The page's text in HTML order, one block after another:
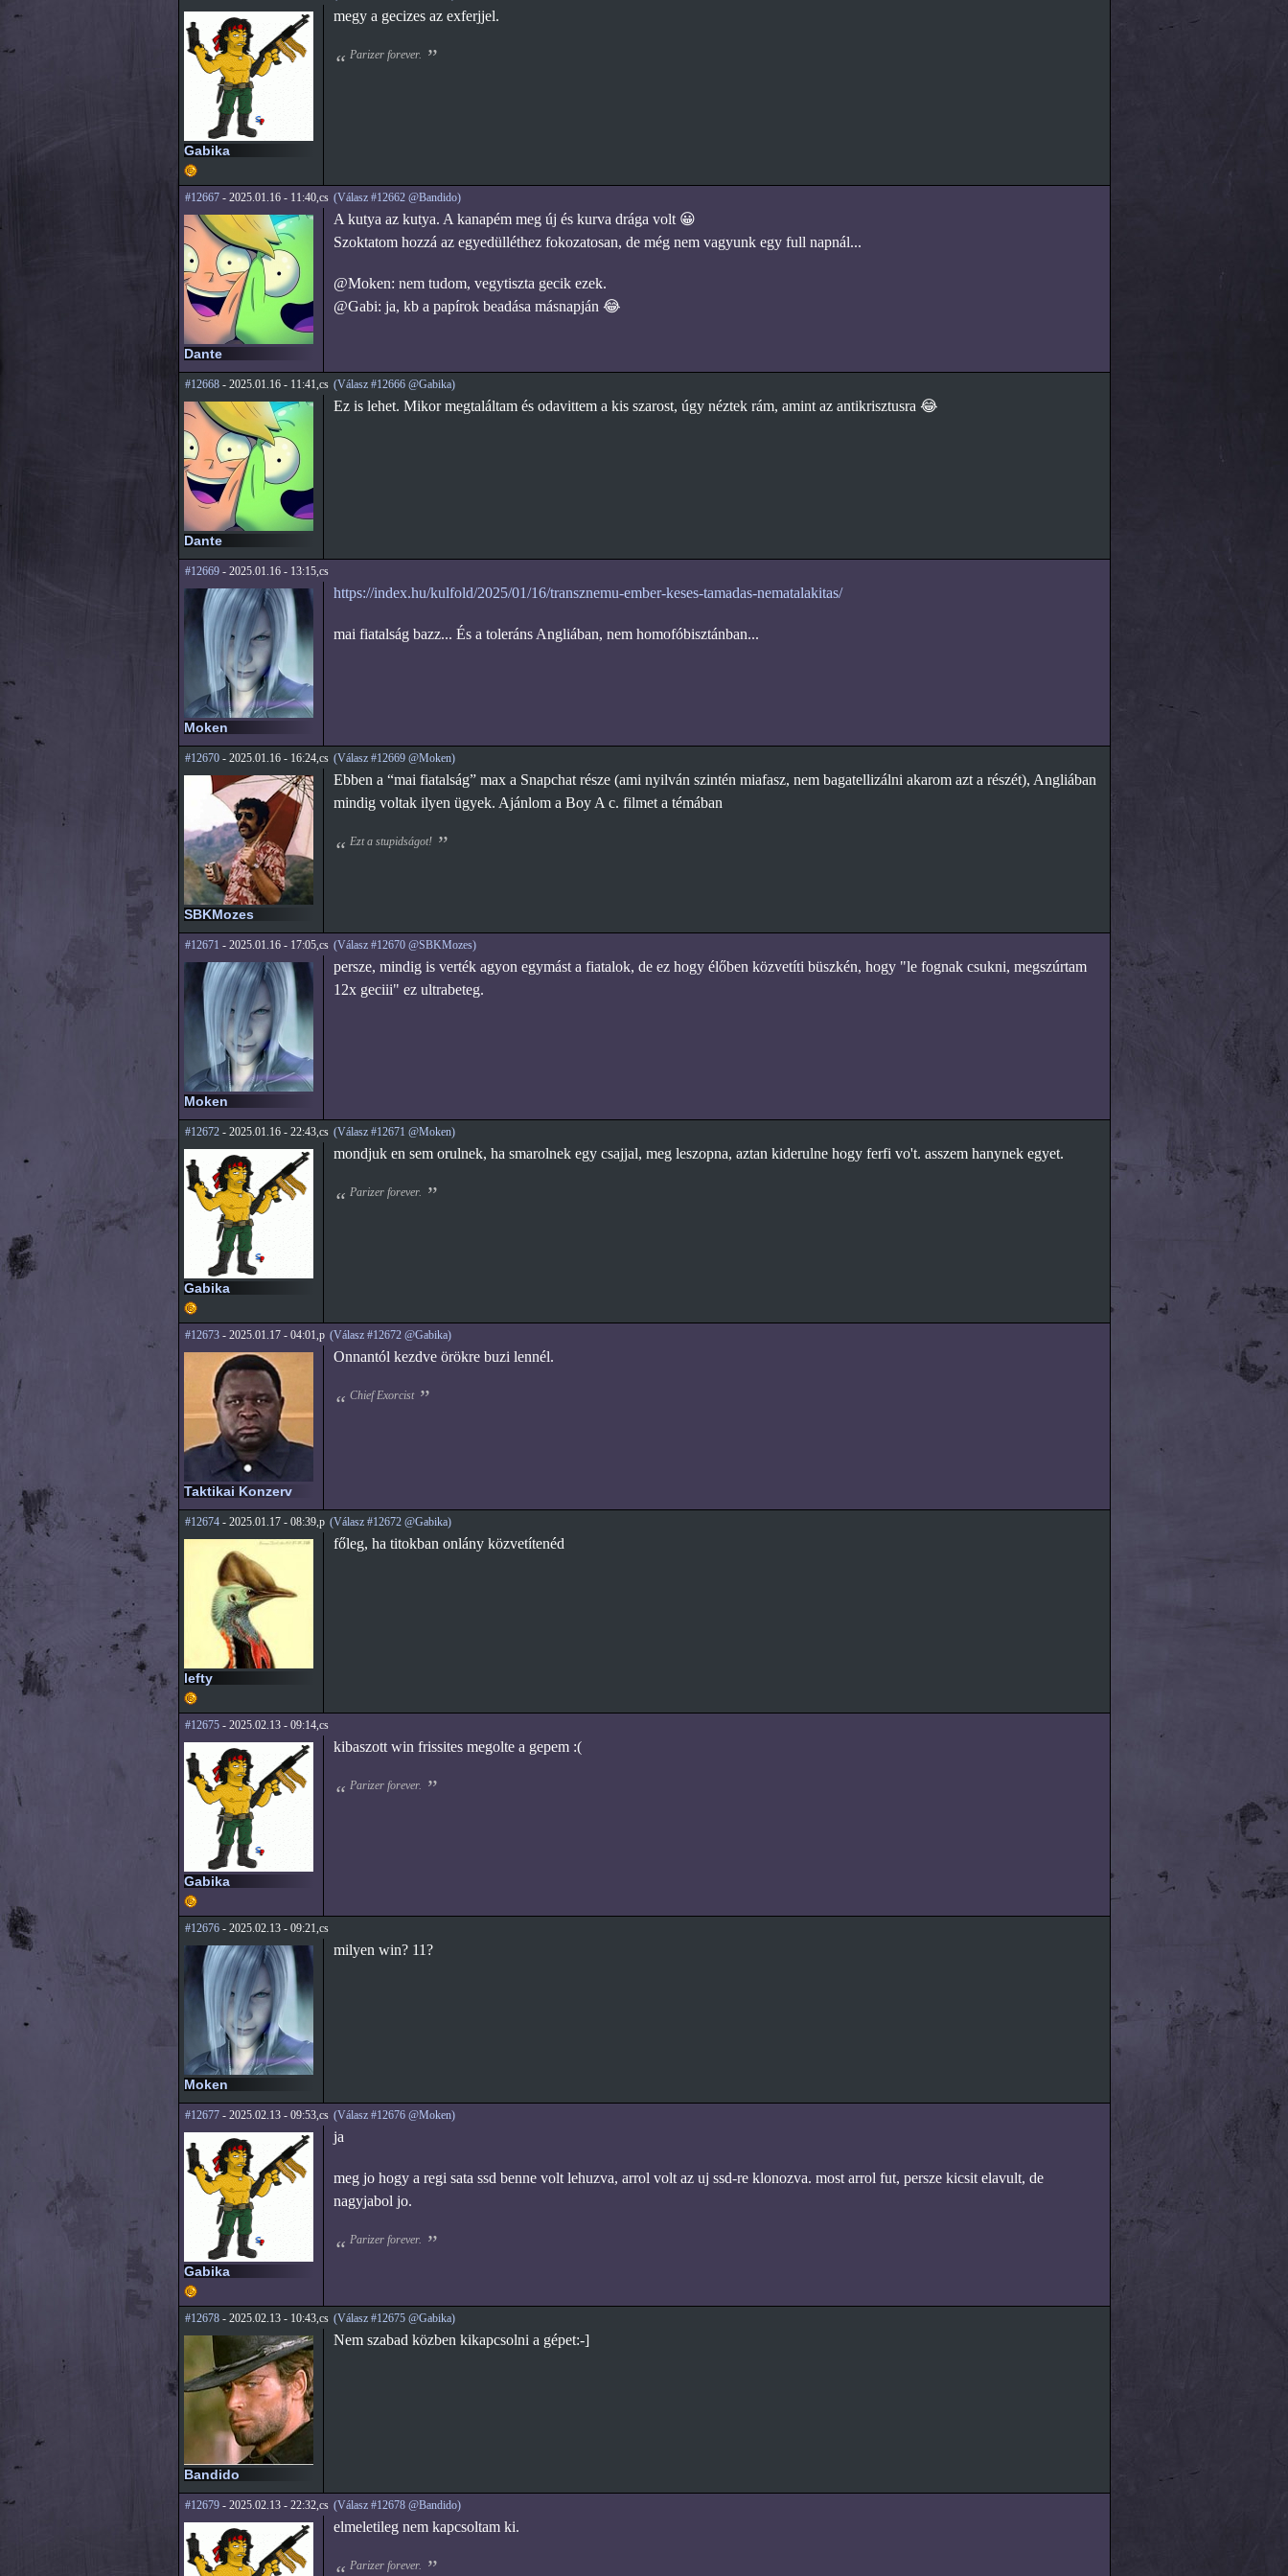
Gabika
megy a gecizes az exferjjel.
Parizer forever.
#12667- 2025.01.16 - 11:40,cs (Válasz #12662 @Bandido)
Dante
A kutya az kutya. A kanapém meg új és kurva drága volt 😀
Szoktatom hozzá az egyedülléthez fokozatosan, de még nem vagyunk egy full napnál...
@Moken: nem tudom, vegytiszta gecik ezek.
@Gabi: ja, kb a papírok beadása másnapján 😂
#12668- 2025.01.16 - 11:41,cs (Válasz #12666 @Gabika)
Dante
Ez is lehet. Mikor megtaláltam és odavittem a kis szarost, úgy néztek rám, amint az antikrisztusra 😂
#12669- 2025.01.16 - 13:15,cs
Moken
https://index.hu/kulfold/2025/01/16/transznemu-ember-keses-tamadas-nematalakitas/
mai fiatalság bazz... És a toleráns Angliában, nem homofóbisztánban...
#12670- 2025.01.16 - 16:24,cs (Válasz #12669 @Moken)
SBKMozes
Ebben a “mai fiatalság” max a Snapchat része (ami nyilván szintén miafasz, nem bagatellizálni akarom azt a részét), Angliában
mindig voltak ilyen ügyek. Ajánlom a Boy A c. filmet a témában
Ezt a stupidságot!
#12671 - 2025.01.16 - 17:05,cs (Válasz #12670 @SBKMozes)
Moken
persze, mindig is verték agyon egymást a fiatalok, de ez hogy élőben közvetíti büszkén, hogy "le fognak csukni, megszúrtam
12x geciii" ez ultrabeteg.
#12672- 2025.01.16 - 22:43,cs (Válasz #12671 @Moken)
Gabika
mondjuk en sem orulnek, ha smarolnek egy csajjal, meg leszopna, aztan kiderulne hogy ferfi vo't. asszem hanynek egyet.
Parizer forever.
#12673- 2025.01.17 - 04:01,p (Válasz #12672 @Gabika)
Taktikai Konzerv
Onnantól kezdve örökre buzi lennél.
Chief Exorcist
#12674- 2025.01.17 - 08:39,p (Válasz #12672 @Gabika)
lefty
főleg, ha titokban onlány közvetítenéd
#12675- 2025.02.13 - 09:14,cs
Gabika
kibaszott win frissites megolte a gepem :(
Parizer forever.
#12676- 2025.02.13 - 09:21,cs
Moken
milyen win? 11?
#12677- 2025.02.13 - 09:53,cs (Válasz #12676 @Moken)
Gabika
ja
meg jo hogy a regi sata ssd benne volt lehuzva, arrol volt az uj ssd-re klonozva. most arrol fut, persze kicsit elavult, de
nagyjabol jo.
Parizer forever.
#12678- 2025.02.13 - 10:43,cs (Válasz #12675 @Gabika)
Bandido
Nem szabad közben kikapcsolni a gépet:-]
#12679- 2025.02.13 - 22:32,cs (Válasz #12678 @Bandido)
elmeletileg nem kapcsoltam ki.
Parizer forever.